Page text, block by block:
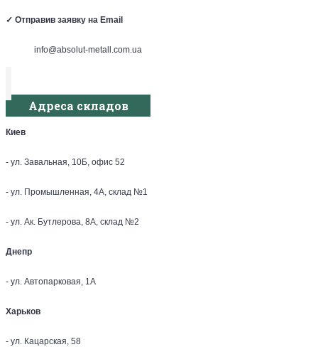
✓ Отправив заявку на Email
info@absolut-metall.com.ua
Адреса складов
Киев
- ул. Завальная, 10Б, офис 52
- ул. Промышленная, 4А, склад №1
- ул. Ак. Бутлерова, 8А, склад №2
Днепр
- ул. Автопарковая, 1А
Харьков
- ул. Кацарская, 58